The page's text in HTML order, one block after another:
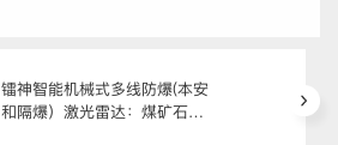
镭神智能机械式多线防爆(本安
和隔爆）激光雷达：煤矿石油